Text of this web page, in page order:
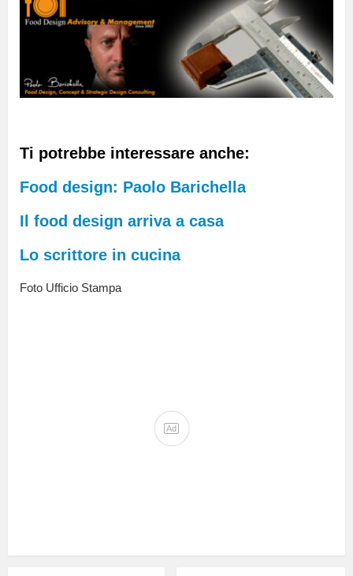
Ti potrebbe interessare anche:
Food design: Paolo Barichella
Il food design arriva a casa
Lo scrittore in cucina
Foto Ufficio Stampa
Ad